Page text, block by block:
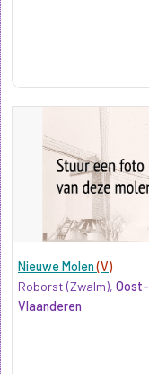
Nieuwe Molen(V)
Roborst (Zwalm), Oost-
Vlaanderen